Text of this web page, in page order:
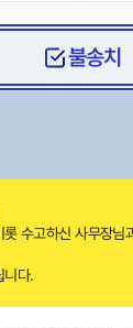
불송치
롯 수고하신 사무장님
니다.